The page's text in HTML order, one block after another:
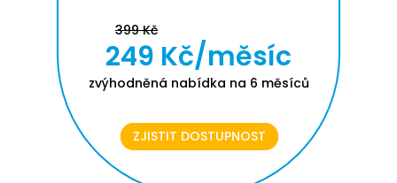
399 Kč
249 Kč/měsíc
zvýhodněná nabídka na 6 měsíců
ZJISTIT DOSTUPNOST